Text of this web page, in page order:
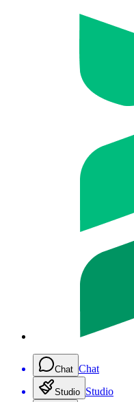
Chat Chat
Studio Studio